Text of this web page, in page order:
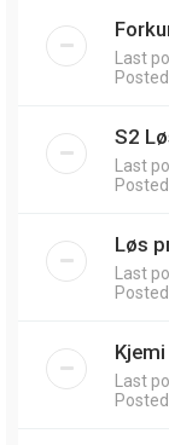
Last
S2
Last
Løs
Last
Last